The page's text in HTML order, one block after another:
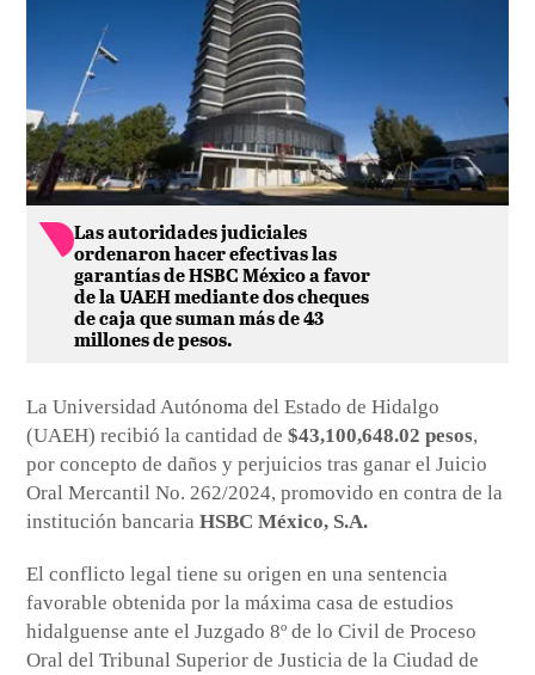
Las autoridades judiciales
ordenaron hacer efectivas las
garantías de HSBC México a favor
de la UAEH mediante dos cheques
de caja que suman más de 43
millones de pesos.
La Universidad Autónoma del Estado de Hidalgo
(UAEH) recibió la cantidad de$43,100,648.02 pesos,
por concepto de daños y perjuicios tras ganar el Juicio
Oral Mercantil No. 262/2024, promovido en contra de la
institución bancariaHSBC México, S.A.
El conflicto legal tiene su origen en una sentencia
favorable obtenida por la máxima casa de estudios
hidalguense ante el Juzgado 8º de lo Civil de Proceso
Oral del Tribunal Superior de Justicia de la Ciudad de